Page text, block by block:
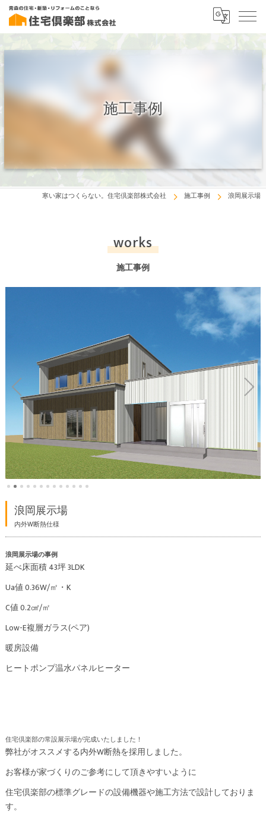
施工事例
寒い家はつくらない。住宅倶楽部株式会社 施工事例 浪岡展示場
施工事例
works
浪岡展示場
内外W断熱仕様
浪岡展示場の事例
延べ床面積 43坪 3LDK
Ua値 0.36W/㎡・K
C値 0.2㎠/㎡
Low-E複層ガラス(ペア)
暖房設備
ヒートポンプ温水パネルヒーター
弊社がオススメする内外W断熱を採用しました。
お客様が家づくりのご参考にして頂きやすいように
住宅倶楽部の標準グレードの設備機器や施工方法で設計しておりま
す。